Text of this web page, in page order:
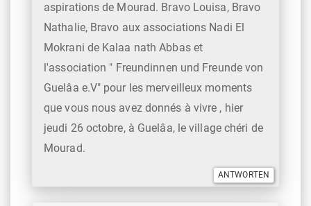
aspirations de Mourad. Bravo Louisa, Bravo
Nathalie, Bravo aux associations Nadi El
Mokrani de Kalaa nath Abbas et
l'association " Freundinnen und Freunde von
Guelâa e.V" pour les merveilleux moments
que vous nous avez donnés à vivre , hier
jeudi 26 octobre, à Guelâa, le village chéri de
Mourad.